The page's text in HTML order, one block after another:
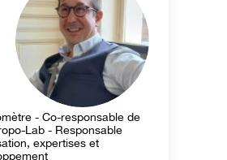
- Co-responsable de
Lab - Responsable
expertises et